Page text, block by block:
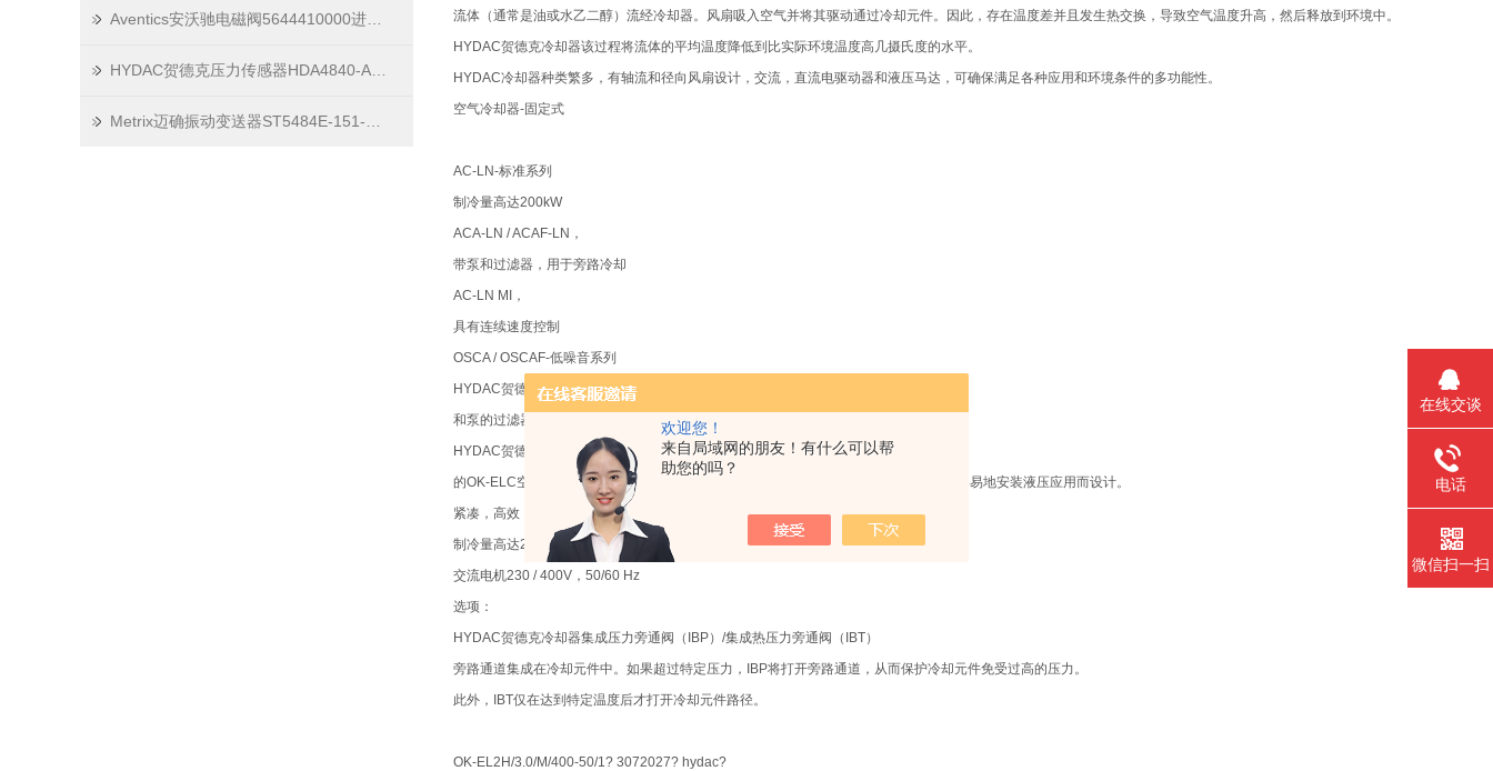
欢迎您！
来自局域网的朋友！有什么可以帮
助您的吗？
流体（通常是油或水乙二醇）流经冷却器。风扇吸入空气并将其驱动通过冷却元件。因此，存在温度差并且发生热交换，导致空气温度升高，然后释放到环境中。
HYDAC贺德克冷却器该过程将流体的平均温度降低到比实际环境温度高几摄氏度的水平。
HYDAC冷却器种类繁多，有轴流和径向风扇设计，交流，直流电驱动器和液压马达，可确保满足各种应用和环境条件的多功能性。
空气冷却器-固定式
AC-LN-标准系列
制冷量高达200kW
ACA-LN / ACAF-LN，
带泵和过滤器，用于旁路冷却
AC-LN MI，
具有连续速度控制
OSCA / OSCAF-低噪音系列
HYDAC贺德克冷却器带有风扇
和泵的过滤器和用于旁通冷却的过滤器，制冷量高达20kW
HYDAC贺德克冷却器紧凑型系列OK-ELC
的OK-ELC空气冷却器系列是专门为需要高的性能和效率和物理尺寸必须小化，以允许容易地安装液压应用而设计。
紧凑，高效，高性能
制冷量高达28kW
交流电机230 / 400V，50/60 Hz
选项：
HYDAC贺德克冷却器集成压力旁通阀（IBP）/集成热压力旁通阀（IBT）
旁路通道集成在冷却元件中。如果超过特定压力，IBP将打开旁路通道，从而保护冷却元件免受过高的压力。
此外，IBT仅在达到特定温度后才打开冷却元件路径。
OK-EL2H/3.0/M/400-50/1? 3072027? hydac?
在线交谈
电话
微信扫一扫